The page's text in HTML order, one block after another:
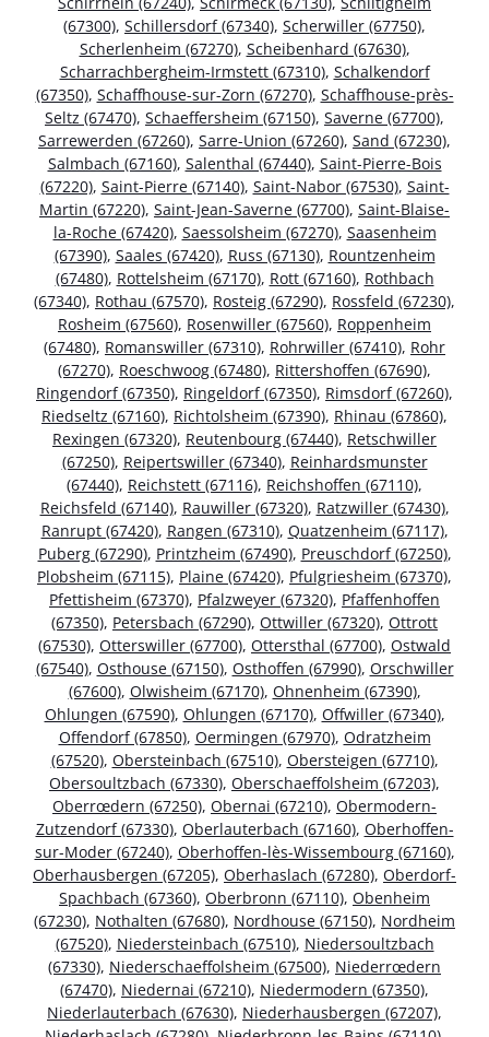
(67300), Schillersdorf (67340), Scherwiller (67750),
Scherlenheim (67270), Scheibenhard (67630),
Scharrachbergheim-Irmstett (67310), Schalkendorf
(67350), Schaffhouse-sur-Zorn (67270), Schaffhouse-près-
Seltz (67470), Schaeffersheim (67150), Saverne (67700),
Sarrewerden (67260), Sarre-Union (67260), Sand (67230),
Salmbach (67160), Salenthal (67440), Saint-Pierre-Bois
(67220), Saint-Pierre (67140), Saint-Nabor (67530), Saint-
Martin (67220), Saint-Jean-Saverne (67700), Saint-Blaise-
la-Roche (67420), Saessolsheim (67270), Saasenheim
(67390), Saales (67420), Russ (67130), Rountzenheim
(67480), Rottelsheim (67170), Rott (67160), Rothbach
(67340), Rothau (67570), Rosteig (67290), Rossfeld (67230),
Rosheim (67560), Rosenwiller (67560), Roppenheim
(67480), Romanswiller (67310), Rohrwiller (67410), Rohr
(67270), Roeschwoog (67480), Rittershoffen (67690),
Ringendorf (67350), Ringeldorf (67350), Rimsdorf (67260),
Riedseltz (67160), Richtolsheim (67390), Rhinau (67860),
Rexingen (67320), Reutenbourg (67440), Retschwiller
(67250), Reipertswiller (67340), Reinhardsmunster
(67440), Reichstett (67116), Reichshoffen (67110),
Reichsfeld (67140), Rauwiller (67320), Ratzwiller (67430),
Ranrupt (67420), Rangen (67310), Quatzenheim (67117),
Puberg (67290), Printzheim (67490), Preuschdorf (67250),
Plobsheim (67115), Plaine (67420), Pfulgriesheim (67370),
Pfettisheim (67370), Pfalzweyer (67320), Pfaffenhoffen
(67350), Petersbach (67290), Ottwiller (67320), Ottrott
(67530), Otterswiller (67700), Ottersthal (67700), Ostwald
(67540), Osthouse (67150), Osthoffen (67990), Orschwiller
(67600), Olwisheim (67170), Ohnenheim (67390),
Ohlungen (67590), Ohlungen (67170), Offwiller (67340),
Offendorf (67850), Oermingen (67970), Odratzheim
(67520), Obersteinbach (67510), Obersteigen (67710),
Obersoultzbach (67330), Oberschaeffolsheim (67203),
Oberrœdern (67250), Obernai (67210), Obermodern-
Zutzendorf (67330), Oberlauterbach (67160), Oberhoffen-
sur-Moder (67240), Oberhoffen-lès-Wissembourg (67160),
Oberhausbergen (67205), Oberhaslach (67280), Oberdorf-
Spachbach (67360), Oberbronn (67110), Obenheim
(67230), Nothalten (67680), Nordhouse (67150), Nordheim
(67520), Niedersteinbach (67510), Niedersoultzbach
(67330), Niederschaeffolsheim (67500), Niederrœdern
(67470), Niedernai (67210), Niedermodern (67350),
Niederlauterbach (67630), Niederhausbergen (67207),